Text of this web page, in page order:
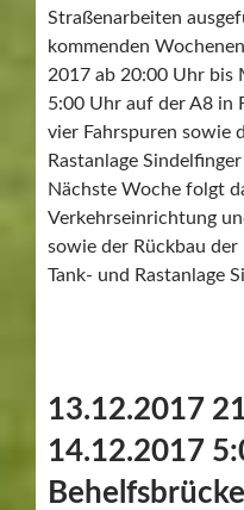
Straßenarbeiten
kommenden
2017 ab 20:00 Uhr bis
5:00 Uhr auf der A8 in
vier Fahrspuren sowie
Rastanlage
Nächste Woche folgt
Verkehrseinrichtung
sowie der Rückbau
Tank- und Rastanlage
13.12.2017
14.12.2017